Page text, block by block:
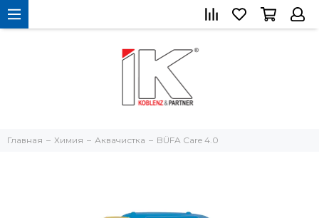
Главная Химия Аквачистка BÜFA Care 4.0